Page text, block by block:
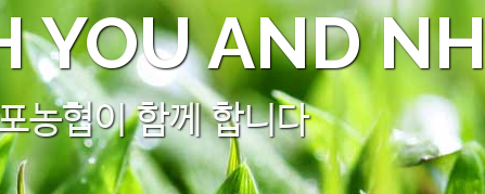
YOU AND NH
농협이 함께 합니다